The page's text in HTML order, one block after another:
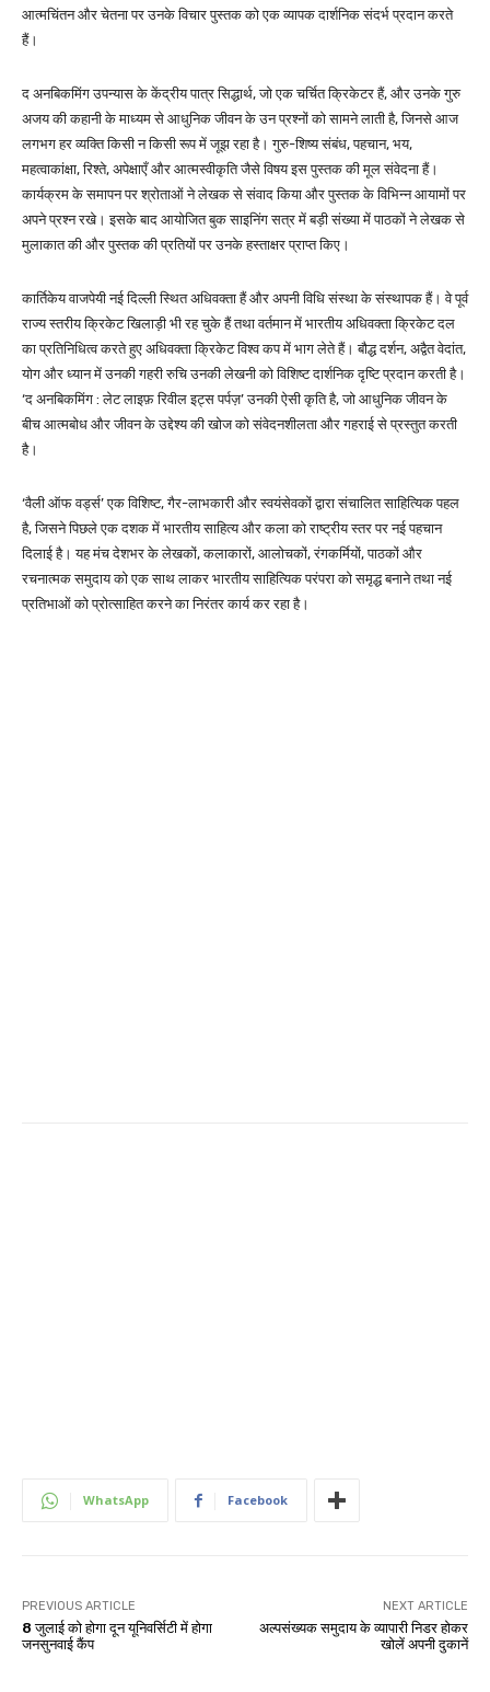
आत्मचिंतन और चेतना पर उनके विचार पुस्तक को एक व्यापक दार्शनिक संदर्भ प्रदान करते
हैं।
द अनबिकमिंग उपन्यास के केंद्रीय पात्र सिद्धार्थ, जो एक चर्चित क्रिकेटर हैं, और उनके गुरु
अजय की कहानी के माध्यम से आधुनिक जीवन के उन प्रश्नों को सामने लाती है, जिनसे आज
लगभग हर व्यक्ति किसी न किसी रूप में जूझ रहा है। गुरु-शिष्य संबंध, पहचान, भय,
महत्वाकांक्षा, रिश्ते, अपेक्षाएँ और आत्मस्वीकृति जैसे विषय इस पुस्तक की मूल संवेदना हैं।
कार्यक्रम के समापन पर श्रोताओं ने लेखक से संवाद किया और पुस्तक के विभिन्न आयामों पर
अपने प्रश्न रखे। इसके बाद आयोजित बुक साइनिंग सत्र में बड़ी संख्या में पाठकों ने लेखक से
मुलाकात की और पुस्तक की प्रतियों पर उनके हस्ताक्षर प्राप्त किए।
कार्तिकेय वाजपेयी नई दिल्ली स्थित अधिवक्ता हैं और अपनी विधि संस्था के संस्थापक हैं। वे पूर्व
राज्य स्तरीय क्रिकेट खिलाड़ी भी रह चुके हैं तथा वर्तमान में भारतीय अधिवक्ता क्रिकेट दल
का प्रतिनिधित्व करते हुए अधिवक्ता क्रिकेट विश्व कप में भाग लेते हैं। बौद्ध दर्शन, अद्वैत वेदांत,
योग और ध्यान में उनकी गहरी रुचि उनकी लेखनी को विशिष्ट दार्शनिक दृष्टि प्रदान करती है।
‘द अनबिकमिंग : लेट लाइफ़ रिवील इट्स पर्पज़’ उनकी ऐसी कृति है, जो आधुनिक जीवन के
बीच आत्मबोध और जीवन के उद्देश्य की खोज को संवेदनशीलता और गहराई से प्रस्तुत करती
है।
‘वैली ऑफ वर्ड्स’ एक विशिष्ट, गैर-लाभकारी और स्वयंसेवकों द्वारा संचालित साहित्यिक पहल
है, जिसने पिछले एक दशक में भारतीय साहित्य और कला को राष्ट्रीय स्तर पर नई पहचान
दिलाई है। यह मंच देशभर के लेखकों, कलाकारों, आलोचकों, रंगकर्मियों, पाठकों और
रचनात्मक समुदाय को एक साथ लाकर भारतीय साहित्यिक परंपरा को समृद्ध बनाने तथा नई
प्रतिभाओं को प्रोत्साहित करने का निरंतर कार्य कर रहा है।
WhatsApp Facebook
PREVIOUS ARTICLE
8 जुलाई को होगा दून यूनिवर्सिटी में होगा
जनसुनवाई कैंप
NEXT ARTICLE
अल्पसंख्यक समुदाय के व्यापारी निडर होकर
खोलें अपनी दुकानें